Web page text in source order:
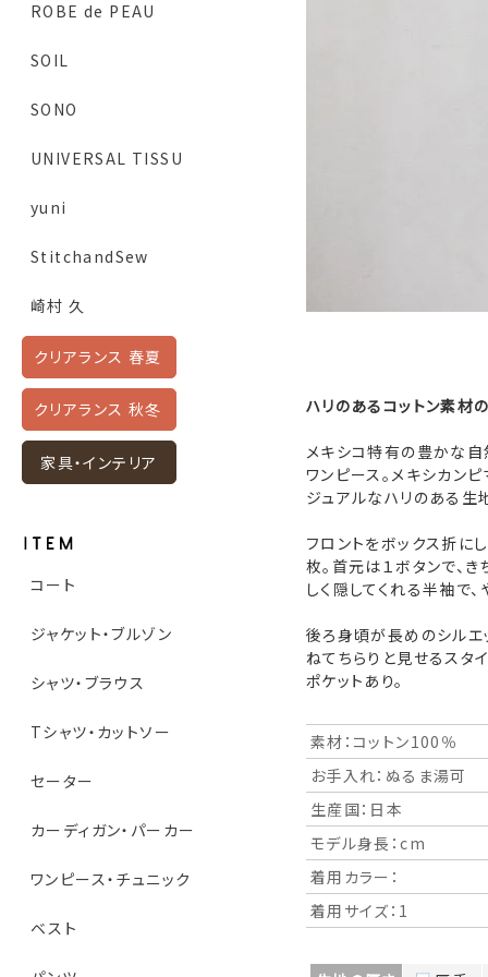
ROBE de PEAU
SOIL
SONO
UNIVERSAL TISSU
yuni
StitchandSew
崎村 久
クリアランス 春夏
クリアランス 秋冬
家具・インテリア
コート
ジャケット・ブルゾン
シャツ・ブラウス
Tシャツ・カットソー
セーター
カーディガン・パーカー
ワンピース・チュニック
ベスト
ハリのあるコットン素材
メキシコ特有の豊かな
ワンピース。メキシカン
ジュアルなハリのある生
フロントをボックス折に
枚。首元は１ボタンで、
しく隠してくれる半袖で
後ろ身頃が長めのシルエ
ねてちらりと見せるスタ
ポケットあり。
素材：コットン100％
お手入れ：ぬるま湯可
生産国：日本
モデル身長：cm
着用カラー：
着用サイズ：1